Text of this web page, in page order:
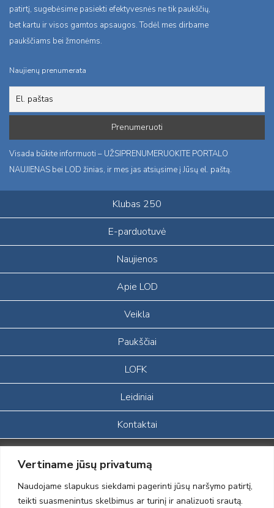
Vertiname jūsų privatumą
Naudojame slapukus siekdami pagerinti jūsų naršymo patirtį,
teikti suasmenintus skelbimus ar turinį ir analizuoti srautą.
patirtį, sugebėsime pasiekti efektyvesnės ne tik paukščių,
bet kartu ir visos gamtos apsaugos. Todėl mes dirbame
paukščiams bei žmonėms.
Naujienų prenumerata
Visada būkite informuoti – UŽSIPRENUMERUOKITE PORTALO
NAUJIENAS bei LOD žinias, ir mes jas atsiųsime į Jūsų el. paštą.
Klubas 250
E-parduotuvė
Naujienos
Apie LOD
Veikla
Paukščiai
LOFK
Leidiniai
Kontaktai
Portalas sukurtas įgyvendinant Lietuvos Respublikos, Europos
ekonominės erdvės ir Norvegijos finansinių mechanizmų iš dalies
finansuojamą paprojektį
„LOD visuomeninės /gamtosauginės veiklos sustiprinimas ir įvaizdžio
formavimas įtraukiant visuomenę į aplinkosauginių tyrimų veiklą“